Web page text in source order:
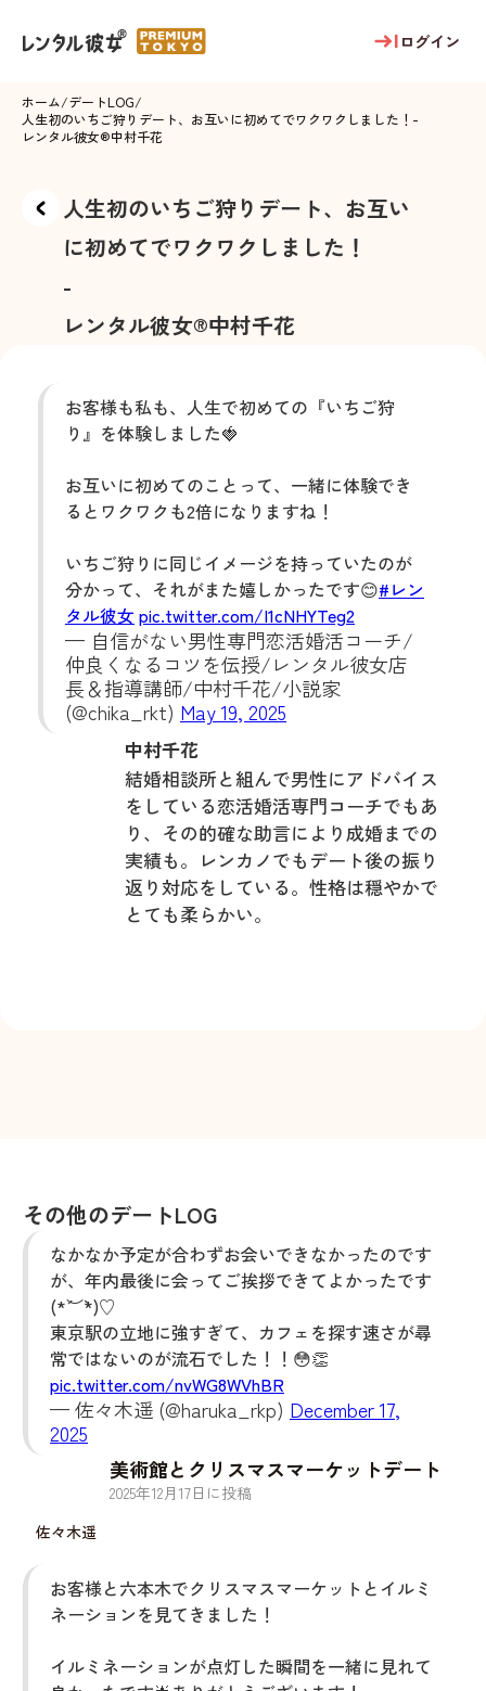
ログイン
ホーム/デートLOG/
人生初のいちご狩りデート、お互いに初めてでワクワクしました！ -
レンタル彼女®中村千花
人生初のいちご狩りデート、お互い
に初めてでワクワクしました！
-
レンタル彼女®中村千花
お客様も私も、人生で初めての『いちご狩
り』を体験しました🍓
お互いに初めてのことって、一緒に体験でき
るとワクワクも2倍になりますね！
いちご狩りに同じイメージを持っていたのが
分かって、それがまた嬉しかったです😊#レン
タル彼女 pic.twitter.com/I1cNHYTeg2
— 自信がない男性専門恋活婚活コーチ/
仲良くなるコツを伝授/レンタル彼女店
長＆指導講師/中村千花/小説家
(@chika_rkt) May 19, 2025
中村千花
結婚相談所と組んで男性にアドバイス
をしている恋活婚活専門コーチでもあ
り、その的確な助言により成婚までの
実績も。レンカノでもデート後の振り
返り対応をしている。性格は穏やかで
とても柔らかい。
その他のデートLOG
なかなか予定が合わずお会いできなかったのです
が、年内最後に会ってご挨拶できてよかったです
(*´︶`*)♡
東京駅の立地に強すぎて、カフェを探す速さが尋
常ではないのが流石でした！！😳👏
pic.twitter.com/nvWG8WVhBR
— 佐々木遥 (@haruka_rkp) December 17,
2025
佐々木遥
美術館とクリスマスマーケットデート
2025年12月 17日に投稿
お客様と六本木でクリスマスマーケットとイルミ
ネーションを見てきました！
イルミネーションが点灯した瞬間を一緒に見れて